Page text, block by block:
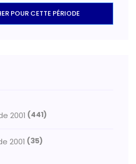
POUR CETTE PÉRIODE
2001 (441)
2001 (35)